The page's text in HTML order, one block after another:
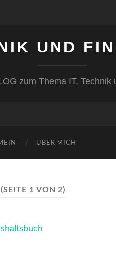
UND
zum Thema IT, Technik
ÜBER MICH
(SEITE 1 VON 2)